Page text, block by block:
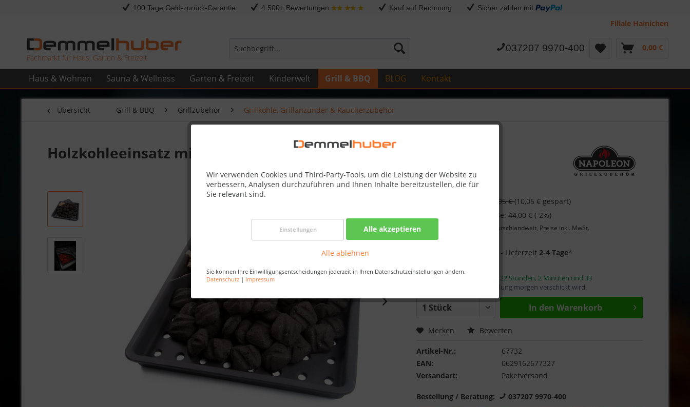
100 Tage Geld-zurück-Garantie 4.500+ Bewertungen Kauf auf Rechnung Sicher zahlen mit
Filiale Hainichen
Fachmarkt für Haus, Garten & Freizeit
037207 9970-400 0,00 €
Haus & Wohnen Sauna & Wellness Garten & Freizeit Kinderwelt Grill & BBQ BLOG Kontakt
Wir verwenden Cookies und Third-Party-Tools, um die Leistung der Website zu
verbessern, Analysen durchzuführen und Ihnen Inhalte bereitzustellen, die für
Sie relevant sind.
Einstellungen Alle akzeptieren
Alle ablehnen
Sie können Ihre Einwilligungsentscheidungen jederzeit in Ihren Datenschutzeinstellungen ändern.
Datenschutz | Impressum
Übersicht Grill & BBQ Grillzubehör Grillkohle, Grillanzünder & Räucherzubehör
Holzkohleeinsatz mit Räucherkammer
54,95 €(10,05 € gespart)
Skonto-Preis bei Vorkasse: 44,00 € (-2%)
deutschlandweit, Preise inkl. MwSt.
Best-Preis-Garantie
- Lieferzeit2-4 Tage*
Bestellen Sie innerhalb von 22 Stunden, 2 Minuten und 33
, damit die Bestellung morgen verschickt wird.
In den Warenkorb
Merken Bewerten
Artikel-Nr.:
67732
EAN:
0629162677327
Versandart:
Paketversand
Bestellung / Beratung: 037207 9970-400